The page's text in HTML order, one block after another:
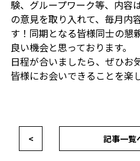
験、グループワーク等、内容
の意見を取り入れて、毎月内
す！同期となる皆様同士の懇
良い機会と思っております。
日程が合いましたら、ぜひお
皆様にお会いできることを楽
< 記事一覧